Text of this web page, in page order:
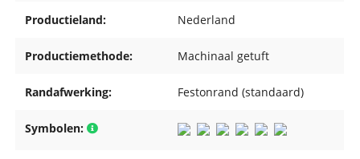
Productieland: Nederland
Productiemethode: Machinaal getuft
Randafwerking: Festonrand (standaard)
Symbolen: